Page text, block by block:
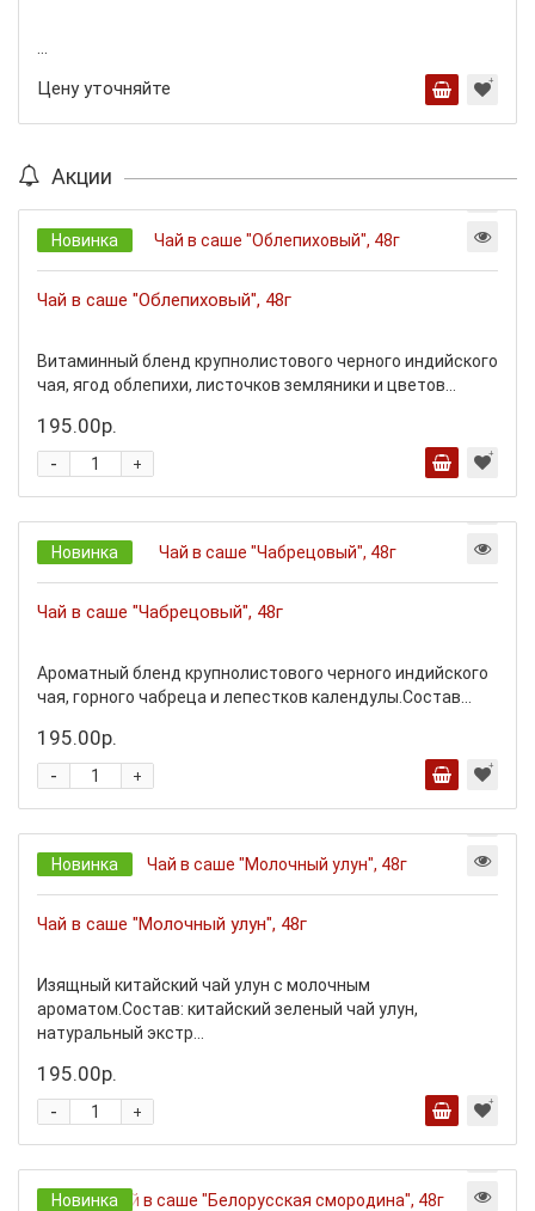
Цену уточняйте
Акции
Новинка
Чай в саше "Облепиховый", 48г
Витаминный бленд крупнолистового черного индийского
чая, ягод облепихи, листочков земляники и цветов...
195.00р.
+
-
Новинка
Чай в саше "Чабрецовый", 48г
Ароматный бленд крупнолистового черного индийского
чая, горного чабреца и лепестков календулы.Состав...
195.00р.
+
-
Новинка
Чай в саше "Молочный улун", 48г
Изящный китайский чай улун с молочным
ароматом.Состав: китайский зеленый чай улун,
натуральный экстр...
195.00р.
+
-
Новинка